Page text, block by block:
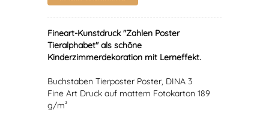
Fineart-Kunstdruck "Zahlen Poster
Tieralphabet" als schöne
Kinderzimmerdekoration mit Lerneffekt.
Buchstaben Tierposter Poster, DINA 3
Fine Art Druck auf mattem Fotokarton 189
g/m²